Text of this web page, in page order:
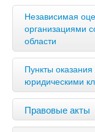
Независимая
организациями
области
Пункты
юридическими
Правовые акты